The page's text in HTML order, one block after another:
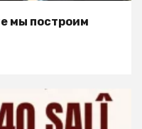
мы построим